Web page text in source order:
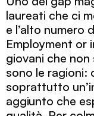
laureati che ci
e l’alto numero
Employment or
giovani che
sono le ragioni:
soprattutto
aggiunto che